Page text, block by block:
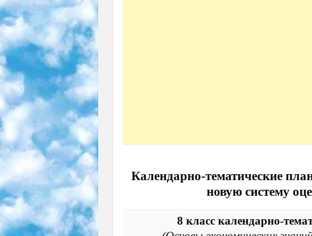
Календарно-тематические
новую систему
8 класс календарно-